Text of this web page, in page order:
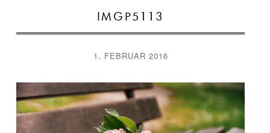
IMGP5113
1. FEBRUAR 2016